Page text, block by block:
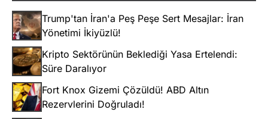
Trump'tan İran'a Peş Peşe Sert Mesajlar: İran
Yönetimi İkiyüzlü!
Kripto Sektörünün Beklediği Yasa Ertelendi:
Süre Daralıyor
Fort Knox Gizemi Çözüldü! ABD Altın
Rezervlerini Doğruladı!